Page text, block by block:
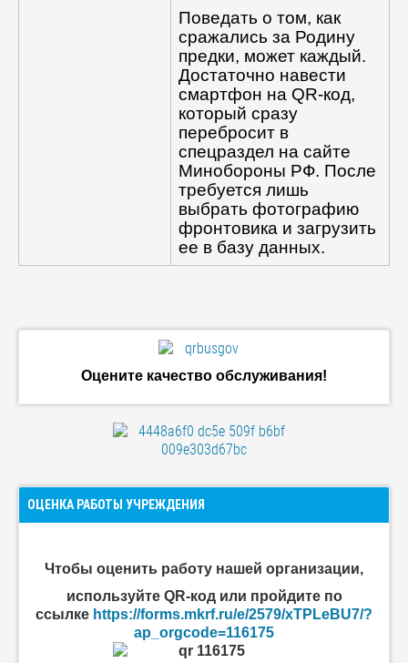
Поведать о том, как
сражались за Родину
предки, может каждый.
Достаточно навести
смартфон на QR-код,
который сразу
перебросит в
спецраздел на сайте
Минобороны РФ. После
требуется лишь
выбрать фотографию
фронтовика и загрузить
ее в базу данных.
Оцените качество обслуживания!
ОЦЕНКА РАБОТЫ УЧРЕЖДЕНИЯ
Чтобы оценить работу нашей организации,
используйте QR-код или пройдите по
ссылке https://forms.mkrf.ru/e/2579/xTPLeBU7/?
ap_orgcode=116175